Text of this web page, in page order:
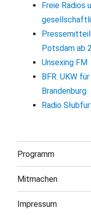
Freie Radios
Potsdam ab
Unsexing FM
BFR: UKW
Brandenburg
Radio
Programm
Mitmachen
Impressum